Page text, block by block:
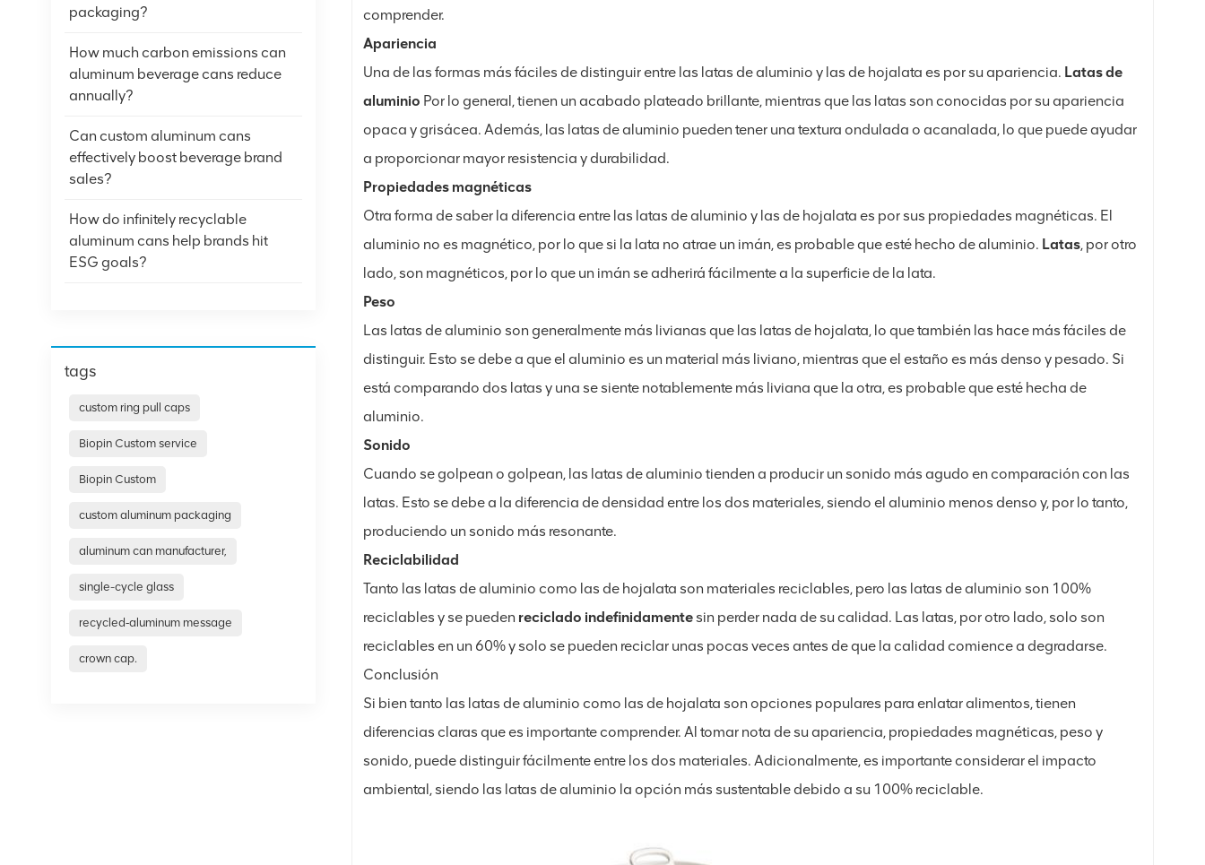
comprender.
Apariencia
Una de las formas más fáciles de distinguir entre las latas de aluminio y las de hojalata es por su apariencia. Latas de
aluminio Por lo general, tienen un acabado plateado brillante, mientras que las latas son conocidas por su apariencia
opaca y grisácea. Además, las latas de aluminio pueden tener una textura ondulada o acanalada, lo que puede ayudar
a proporcionar mayor resistencia y durabilidad.
Propiedades magnéticas
Otra forma de saber la diferencia entre las latas de aluminio y las de hojalata es por sus propiedades magnéticas. El
aluminio no es magnético, por lo que si la lata no atrae un imán, es probable que esté hecho de aluminio. Latas, por otro
lado, son magnéticos, por lo que un imán se adherirá fácilmente a la superficie de la lata.
Peso
Las latas de aluminio son generalmente más livianas que las latas de hojalata, lo que también las hace más fáciles de
distinguir. Esto se debe a que el aluminio es un material más liviano, mientras que el estaño es más denso y pesado. Si
está comparando dos latas y una se siente notablemente más liviana que la otra, es probable que esté hecha de
aluminio.
Sonido
Cuando se golpean o golpean, las latas de aluminio tienden a producir un sonido más agudo en comparación con las
latas. Esto se debe a la diferencia de densidad entre los dos materiales, siendo el aluminio menos denso y, por lo tanto,
produciendo un sonido más resonante.
Reciclabilidad
Tanto las latas de aluminio como las de hojalata son materiales reciclables, pero las latas de aluminio son 100%
reciclables y se pueden reciclado indefinidamentesin perder nada de su calidad. Las latas, por otro lado, solo son
reciclables en un 60% y solo se pueden reciclar unas pocas veces antes de que la calidad comience a degradarse.
Conclusión
Si bien tanto las latas de aluminio como las de hojalata son opciones populares para enlatar alimentos, tienen
diferencias claras que es importante comprender. Al tomar nota de su apariencia, propiedades magnéticas, peso y
sonido, puede distinguir fácilmente entre los dos materiales. Adicionalmente, es importante considerar el impacto
ambiental, siendo las latas de aluminio la opción más sustentable debido a su 100% reciclable.
packaging?
How much carbon emissions can
aluminum beverage cans reduce
annually?
Can custom aluminum cans
effectively boost beverage brand
sales?
How do infinitely recyclable
aluminum cans help brands hit
ESG goals?
tags
custom ring pull caps
Biopin Custom service
Biopin Custom
custom aluminum packaging
aluminum can manufacturer,
single-cycle glass
recycled‑aluminum message
crown cap.